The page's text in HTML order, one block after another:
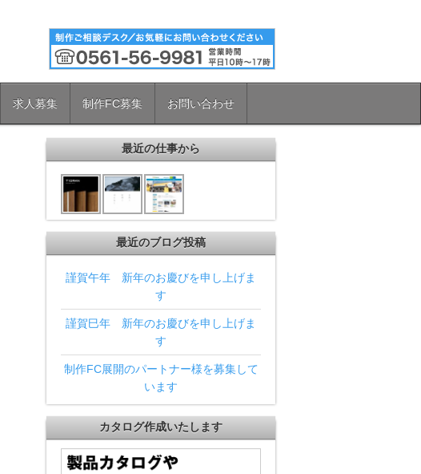
求人募集 制作FC募集 お問い合わせ
最近の仕事から
最近のブログ投稿
謹賀午年 新年のお慶びを申し上げま
す
謹賀巳年 新年のお慶びを申し上げま
す
制作FC展開のパートナー様を募集して
います
カタログ作成いたします